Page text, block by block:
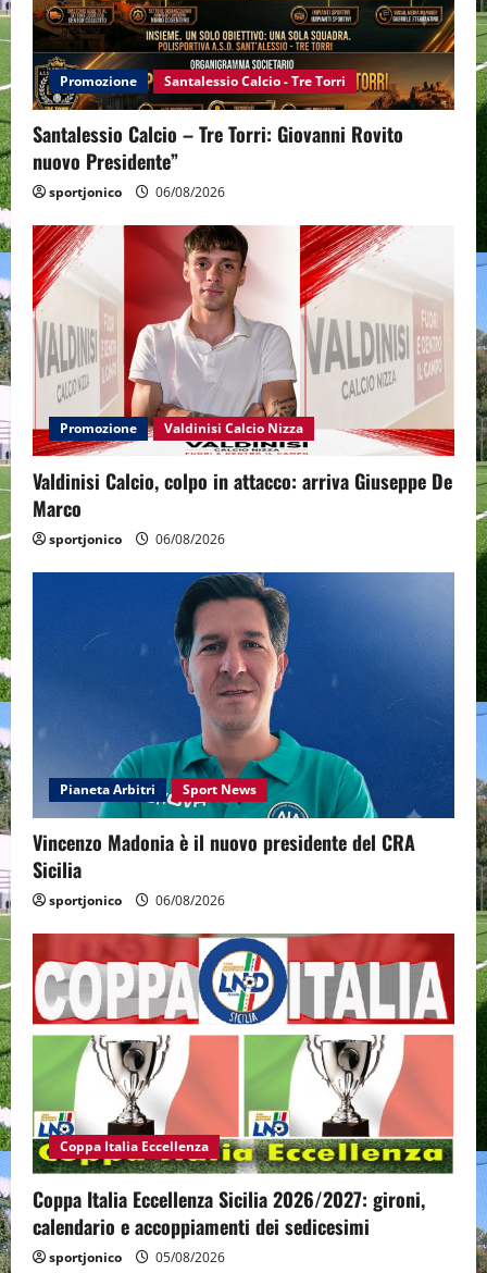
Promozione Santalessio Calcio - Tre Torri
Santalessio Calcio – Tre Torri: Giovanni Rovito
nuovo Presidente”
sportjonico 06/08/2026
Promozione Valdinisi Calcio Nizza
Valdinisi Calcio, colpo in attacco: arriva Giuseppe De
Marco
sportjonico 06/08/2026
Pianeta Arbitri Sport News
Vincenzo Madonia è il nuovo presidente del CRA
Sicilia
sportjonico 06/08/2026
Coppa Italia Eccellenza
Coppa Italia Eccellenza Sicilia 2026/2027: gironi,
calendario e accoppiamenti dei sedicesimi
sportjonico 05/08/2026